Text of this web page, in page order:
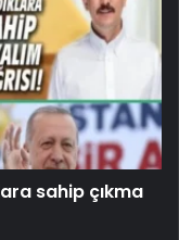
sahip çıkma